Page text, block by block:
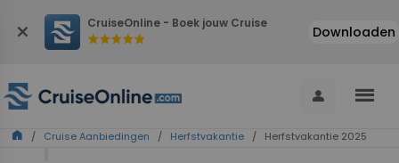
close CruiseOnline - Boek jouw Cruise
starstarstarstarstar Downloaden
person menu
home / Cruise Aanbiedingen / Herfstvakantie / Herfstvakantie 2025